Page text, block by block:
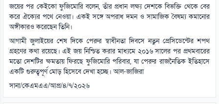
জয়ের পর কেইকো ফুজিমোরি বলেন, তাঁর প্রধান লক্ষ্য দেশকে বিভক্তি থেকে বের
করে ঐক্যের পথে নেওয়া। একই সঙ্গে অপরাধ দমন ও সামাজিক বৈষম্য কমানোর
অঙ্গীকারও করেছেন তিনি।
আগামী জুলাইয়ের শেষ দিকে পেরুর স্বাধীনতা দিবসে নতুন প্রেসিডেন্টের শপথ
গ্রহণের কথা রয়েছে। এই জয় নিশ্চিত করার মাধ্যমে ২০১৬ সালের পর প্রথমবারের
মতো দেশটির ক্ষমতায় ফিরছে ফুজিমোরি পরিবার, যা পেরুর রাজনৈতিক ইতিহাসে
একটি গুরুত্বপূর্ণ মোড় হিসেবে দেখা হচ্ছে। আল-জাজিরা
সানা/কেএমএএ/আপ্র/৪/৭/২০২৬